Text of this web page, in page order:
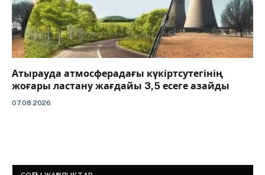
Атырауда атмосферадағы күкіртсутегінің
жоғары ластану жағдайы 3,5 есеге азайды
07.08.2026